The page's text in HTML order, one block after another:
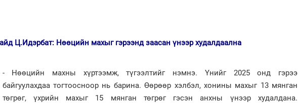
Ц.Идэрбат: Нөөцийн махыг гэрээнд заасан үнээр худалдаална
- Нөөцийн махны хүртээмж, түгээлтийг нэмнэ. Үнийг 2025 онд гэрээ
байгуулахдаа тогтоосноор нь барина. Өөрөөр хэлбэл, хонины махыг 13 мянган
төгрөг, үхрийн махыг 15 мянган төгрөг гэсэн анхны үнээр худалдана.